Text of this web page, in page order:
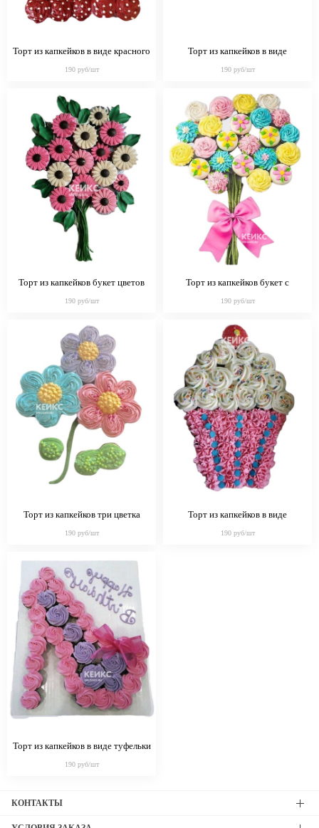
Торт из капкейков в виде красного
190 руб/шт
Торт из капкейков в виде
190 руб/шт
Торт из капкейков букет цветов
190 руб/шт
Торт из капкейков букет с
190 руб/шт
Торт из капкейков три цветка
190 руб/шт
Торт из капкейков в виде
190 руб/шт
Торт из капкейков в виде туфельки
190 руб/шт
КОНТАКТЫ